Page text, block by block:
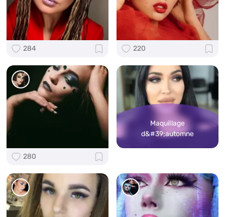
284 220
280
Maquillage
d&#39;automne